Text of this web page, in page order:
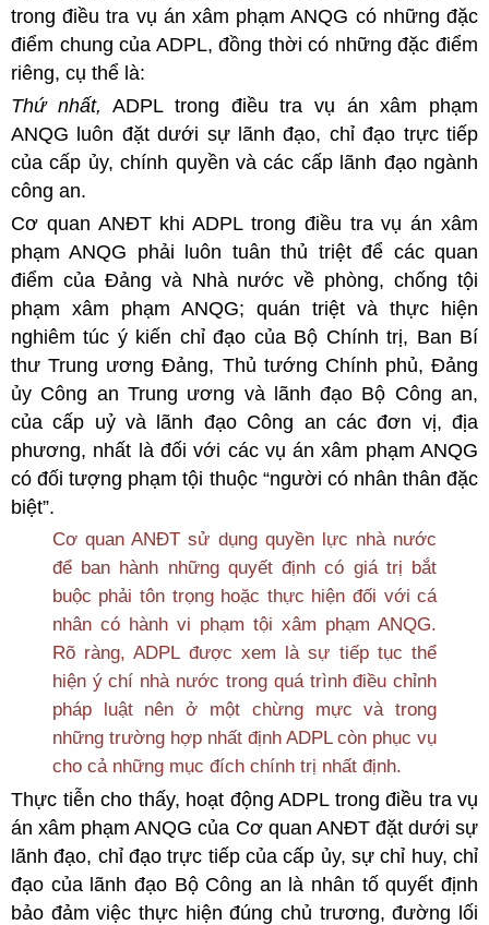
trong điều tra vụ án xâm phạm ANQG có những đặc
điểm chung của ADPL, đồng thời có những đặc điểm
riêng, cụ thể là:
Thứ nhất,ADPL trong điều tra vụ án xâm phạm
ANQG luôn đặt dưới sự lãnh đạo, chỉ đạo trực tiếp
của cấp ủy, chính quyền và các cấp lãnh đạo ngành
công an.
Cơ quan ANĐT khi ADPL trong điều tra vụ án xâm
phạm ANQG phải luôn tuân thủ triệt để các quan
điểm của Đảng và Nhà nước về phòng, chống tội
phạm xâm phạm ANQG; quán triệt và thực hiện
nghiêm túc ý kiến chỉ đạo của Bộ Chính trị, Ban Bí
thư Trung ương Đảng, Thủ tướng Chính phủ, Đảng
ủy Công an Trung ương và lãnh đạo Bộ Công an,
của cấp uỷ và lãnh đạo Công an các đơn vị, địa
phương, nhất là đối với các vụ án xâm phạm ANQG
có đối tượng phạm tội thuộc “người có nhân thân đặc
biệt”.
Cơ quan ANĐT sử dụng quyền lực nhà nước
để ban hành những quyết định có giá trị bắt
buộc phải tôn trọng hoặc thực hiện đối với cá
nhân có hành vi phạm tội xâm phạm ANQG.
Rõ ràng, ADPL được xem là sự tiếp tục thể
hiện ý chí nhà nước trong quá trình điều chỉnh
pháp luật nên ở một chừng mực và trong
những trường hợp nhất định ADPL còn phục vụ
cho cả những mục đích chính trị nhất định.
Thực tiễn cho thấy, hoạt động ADPL trong điều tra vụ
án xâm phạm ANQG của Cơ quan ANĐT đặt dưới sự
lãnh đạo, chỉ đạo trực tiếp của cấp ủy, sự chỉ huy, chỉ
đạo của lãnh đạo Bộ Công an là nhân tố quyết định
bảo đảm việc thực hiện đúng chủ trương, đường lối